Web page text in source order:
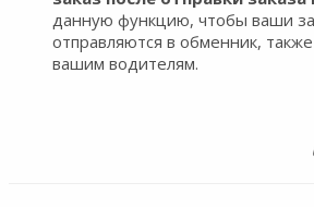
данную функцию, чтобы ваши
отправляются в обменник,
вашим водителям.